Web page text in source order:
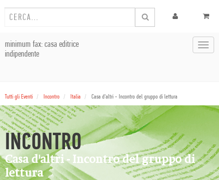
minimum fax: casa editrice
indipendente
Tutti gli Eventi Incontro Italia Casa d'altri - Incontro del gruppo di lettura
INCONTRO
Casa d'altri - Incontro del gruppo di
lettura